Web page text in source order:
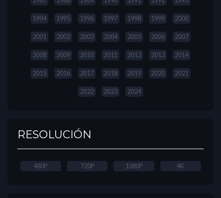
1994 1995 1996 1997 1998 1999 2000
2001 2002 2003 2004 2005 2006 2007
2008 2009 2010 2011 2012 2013 2014
2015 2016 2017 2018 2019 2020 2021
2022 2023 2024
RESOLUCIÓN
480P 720P 1080P 4K